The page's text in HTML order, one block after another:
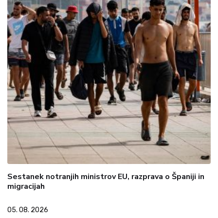
Sestanek notranjih ministrov EU, razprava o Španiji in
migracijah
05. 08. 2026